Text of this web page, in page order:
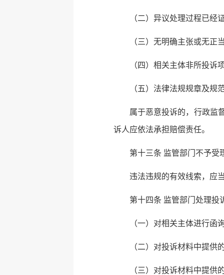
（二）异议处理过程已经
（三）无明确主张或无正
（四）相关主体非所投诉
（五）法律法规规章及规
属于恶意投诉的，行政监
诉人应依法承担赔偿责任。
第十三条 监管部门不予受
违法违规的有效线索，应
第十四条 监管部门处理投
（一）对相关主体进行函
（二）对投诉材料中提供
（三）对投诉材料中提供